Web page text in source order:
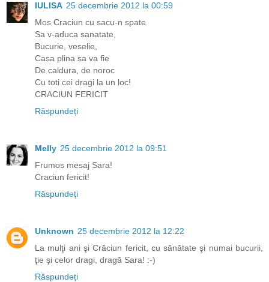
IULISA 25 decembrie 2012 la 00:59
Mos Craciun cu sacu-n spate
Sa v-aduca sanatate,
Bucurie, veselie,
Casa plina sa va fie
De caldura, de noroc
Cu toti cei dragi la un loc!
CRACIUN FERICIT
Răspundeți
Melly 25 decembrie 2012 la 09:51
Frumos mesaj Sara!
Craciun fericit!
Răspundeți
Unknown 25 decembrie 2012 la 12:22
La mulţi ani şi Crăciun fericit, cu sănătate şi numai bucurii,
ţie şi celor dragi, dragă Sara! :-)
Răspundeți